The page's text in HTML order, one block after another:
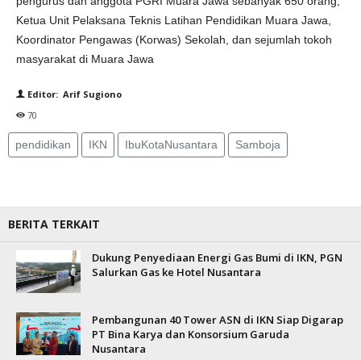
Ketua Unit Pelaksana Teknis Latihan Pendidikan Muara Jawa,
Koordinator Pengawas (Korwas) Sekolah, dan sejumlah tokoh
masyarakat di Muara Jawa
Editor: Arif Sugiono
70
pendidikan IKN IbuKotaNusantara Samboja
BERITA TERKAIT
Dukung Penyediaan Energi Gas Bumi di IKN, PGN
Salurkan Gas ke Hotel Nusantara
Pembangunan 40 Tower ASN di IKN Siap Digarap
PT Bina Karya dan Konsorsium Garuda
Nusantara